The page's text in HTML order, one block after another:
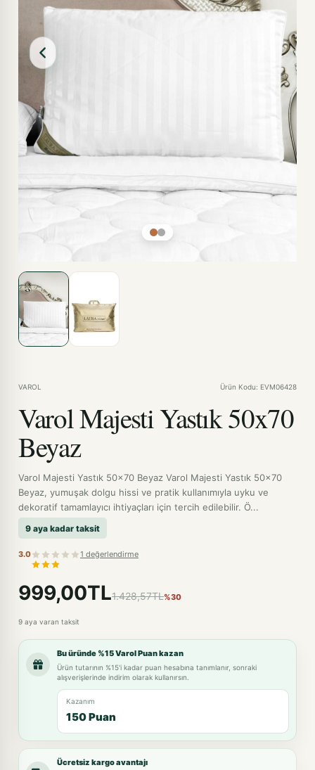
VAROL Ürün Kodu: EVM06428
Varol Majesti Yastık 50x70
Beyaz
Varol Majesti Yastık 50x70 Beyaz Varol Majesti Yastık 50x70
Beyaz, yumuşak dolgu hissi ve pratik kullanımıyla uyku ve
dekoratif tamamlayıcı ihtiyaçları için tercih edilebilir. Ö...
9 aya kadar taksit
3.0 1 değerlendirme
999,00TL1.428,57TL%30
9 aya varan taksit
Bu üründe %15 Varol Puan kazan
Ürün tutarının %15'i kadar puan hesabına tanımlanır, sonraki
alışverişlerinde indirim olarak kullanırsın.
Kazanım
150 Puan
Ücretsiz kargo avantajı